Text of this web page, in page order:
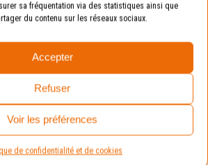
sa fréquentation via des statistiques ainsi que
du contenu sur les réseaux sociaux.
Accepter
Refuser
Voir les préférences
de confidentialité et de cookies
: 20 (en prenant compte de la
La chaussure sera toujours
de vos enfants.
Vous devriez aimer :